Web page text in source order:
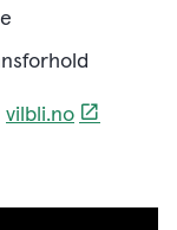
vilbli.no